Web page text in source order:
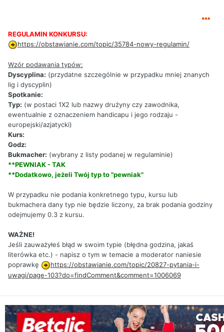
REGULAMIN KONKURSU:
https://obstawianie.com/topic/35784-nowy-regulamin/
Wzór podawania typów:
Dyscyplina: (przydatne szczególnie w przypadku mniej znanych
lig i dyscyplin)
Spotkanie:
Typ: (w postaci 1X2 lub nazwy drużyny czy zawodnika,
ewentualnie z oznaczeniem handicapu i jego rodzaju -
europejski/azjatycki)
Kurs:
Godz:
Bukmacher: (wybrany z listy podanej w regulaminie)
**PEWNIAK - TAK
**Dodatkowo, jeżeli Twój typ to "pewniak"
W przypadku nie podania konkretnego typu, kursu lub
bukmachera dany typ nie będzie liczony, za brak podania godziny
odejmujemy 0.3 z kursu.
WAŻNE!
Jeśli zauważyłeś błąd w swoim typie (błędna godzina, jakaś
literówka etc.) - napisz o tym w temacie a moderator naniesie
poprawkę
https://obstawianie.com/topic/20827-pytania-i-
uwagi/page-103?do=findComment&comment=1006069